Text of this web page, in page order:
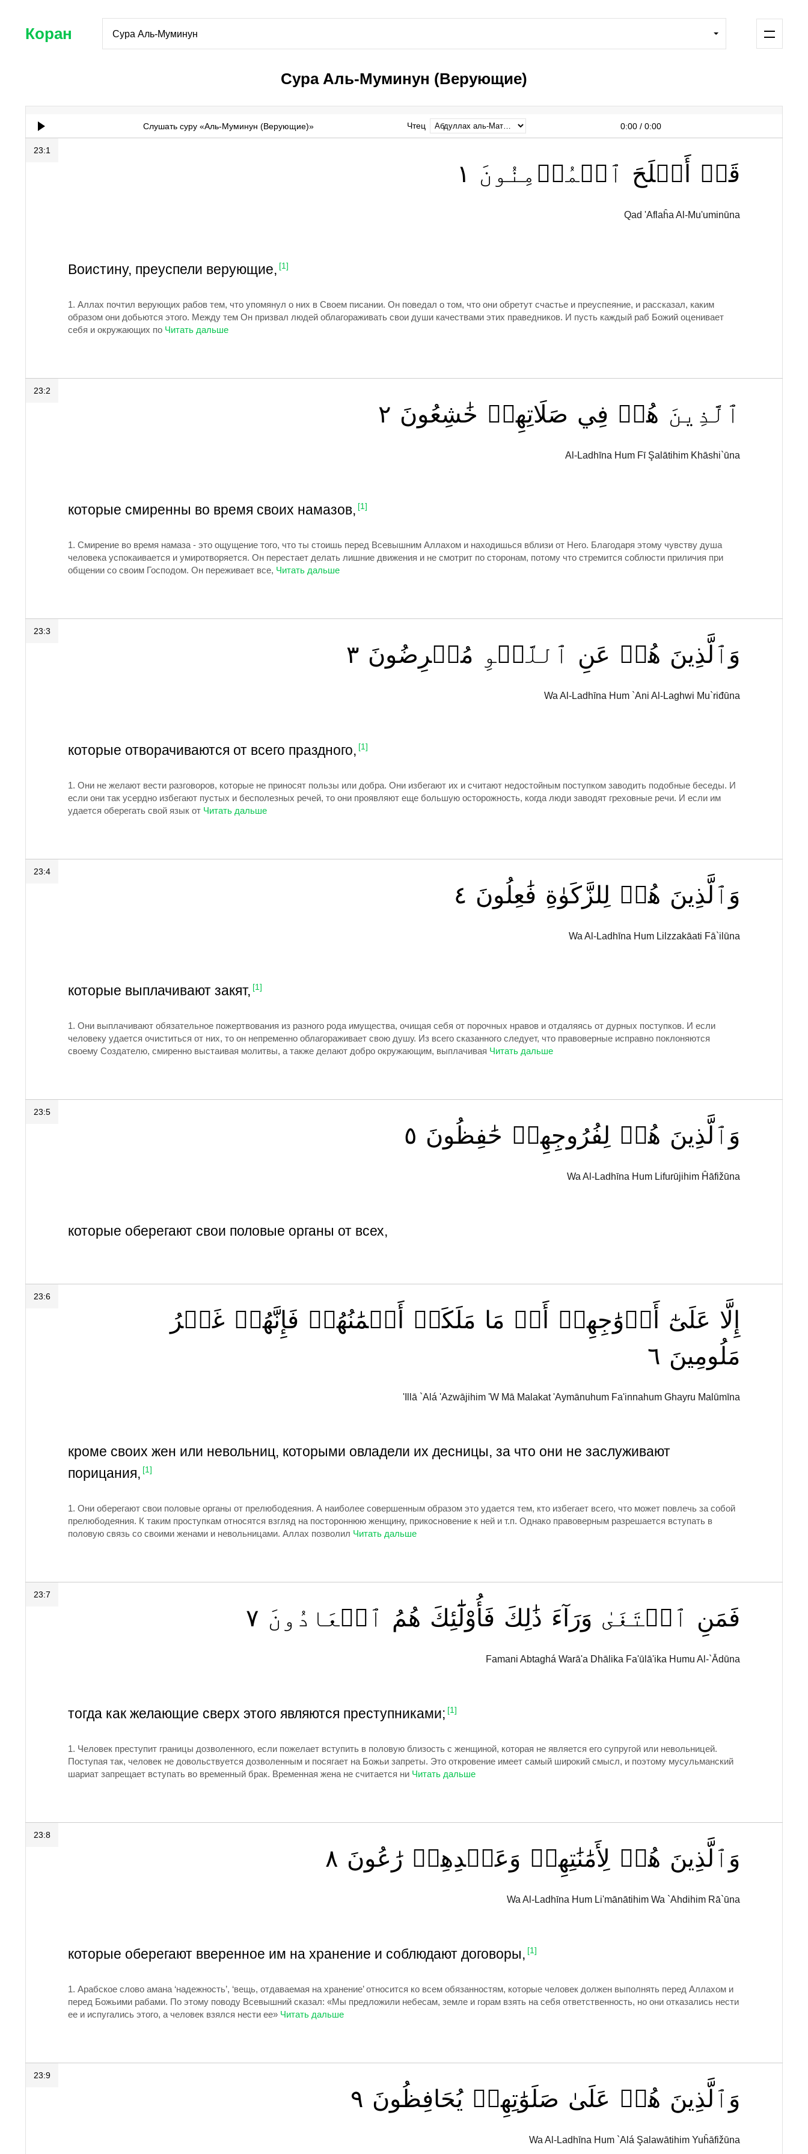
Коран Сура Аль-Муминун
Сура Аль-Муминун (Верующие)
Слушать суру «Аль-Муминун (Верующие)» Чтец 0:00 / 0:00
23:1
قَدۡ أَفۡلَحَ ٱلۡمُؤۡمِنُونَ ١
Qad 'Aflaĥa Al-Mu'uminūna
Воистину, преуспели верующие, [1]
1. Аллах почтил верующих рабов тем, что упомянул о них в Своем писании. Он поведал о том, что они обретут счастье и преуспеяние, и рассказал, каким
образом они добьются этого. Между тем Он призвал людей облагораживать свои души качествами этих праведников. И пусть каждый раб Божий оценивает
себя и окружающих по
23:2
ٱلَّذِينَ هُمۡ فِي صَلَاتِهِمۡ خَٰشِعُونَ ٢
Al-Ladhīna Hum Fī Şalātihim Khāshi`ūna
которые смиренны во время своих намазов, [1]
1. Смирение во время намаза - это ощущение того, что ты стоишь перед Всевышним Аллахом и находишься вблизи от Него. Благодаря этому чувству душа
человека успокаивается и умиротворяется. Он перестает делать лишние движения и не смотрит по сторонам, потому что стремится соблюсти приличия при
общении со своим Господом. Он переживает все,
23:3
وَٱلَّذِينَ هُمۡ عَنِ ٱللَّغۡوِ مُعۡرِضُونَ ٣
Wa Al-Ladhīna Hum `Ani Al-Laghwi Mu`riđūna
которые отворачиваются от всего праздного, [1]
1. Они не желают вести разговоров, которые не приносят пользы или добра. Они избегают их и считают недостойным поступком заводить подобные беседы. И
если они так усердно избегают пустых и бесполезных речей, то они проявляют еще большую осторожность, когда люди заводят греховные речи. И если им
удается оберегать свой язык от
23:4
وَٱلَّذِينَ هُمۡ لِلزَّكَوٰةِ فَٰعِلُونَ ٤
Wa Al-Ladhīna Hum Lilzzakāati Fā`ilūna
которые выплачивают закят, [1]
1. Они выплачивают обязательное пожертвования из разного рода имущества, очищая себя от порочных нравов и отдаляясь от дурных поступков. И если
человеку удается очиститься от них, то он непременно облагораживает свою душу. Из всего сказанного следует, что правоверные исправно поклоняются
своему Создателю, смиренно выстаивая молитвы, а также делают добро окружающим, выплачивая
23:5
وَٱلَّذِينَ هُمۡ لِفُرُوجِهِمۡ حَٰفِظُونَ ٥
Wa Al-Ladhīna Hum Lifurūjihim Ĥāfižūna
которые оберегают свои половые органы от всех,
23:6
إِلَّا عَلَىٰٓ أَزۡوَٰجِهِمۡ أَوۡ مَا مَلَكَتۡ أَيۡمَٰنُهُمۡ فَإِنَّهُمۡ غَيۡرُ
مَلُومِينَ ٦
'Illā `Alá 'Azwājihim 'W Mā Malakat 'Aymānuhum Fa'innahum Ghayru Malūmīna
кроме своих жен или невольниц, которыми овладели их десницы, за что они не заслуживают
порицания, [1]
1. Они оберегают свои половые органы от прелюбодеяния. А наиболее совершенным образом это удается тем, кто избегает всего, что может повлечь за собой
прелюбодеяния. К таким проступкам относятся взгляд на постороннюю женщину, прикосновение к ней и т.п. Однако правоверным разрешается вступать в
половую связь со своими женами и невольницами. Аллах позволил
23:7
فَمَنِ ٱبۡتَغَىٰ وَرَآءَ ذَٰلِكَ فَأُوْلَٰٓئِكَ هُمُ ٱلۡعَادُونَ ٧
Famani Abtaghá Warā'a Dhālika Fa'ūlā'ika Humu Al-`Ādūna
тогда как желающие сверх этого являются преступниками; [1]
1. Человек преступит границы дозволенного, если пожелает вступить в половую близость с женщиной, которая не является его супругой или невольницей.
Поступая так, человек не довольствуется дозволенным и посягает на Божьи запреты. Это откровение имеет самый широкий смысл, и поэтому мусульманский
шариат запрещает вступать во временный брак. Временная жена не считается ни
23:8
وَٱلَّذِينَ هُمۡ لِأَمَٰنَٰتِهِمۡ وَعَهۡدِهِمۡ رَٰعُونَ ٨
Wa Al-Ladhīna Hum Li'mānātihim Wa `Ahdihim Rā`ūna
которые оберегают вверенное им на хранение и соблюдают договоры, [1]
1. Арабское слово амана ‘надежность’, ‘вещь, отдаваемая на хранение’ относится ко всем обязанностям, которые человек должен выполнять перед Аллахом и
перед Божьими рабами. По этому поводу Всевышний сказал: «Мы предложили небесам, земле и горам взять на себя ответственность, но они отказались нести
ее и испугались этого, а человек взялся нести ее»
23:9
وَٱلَّذِينَ هُمۡ عَلَىٰ صَلَوَٰتِهِمۡ يُحَافِظُونَ ٩
Wa Al-Ladhīna Hum `Alá Şalawātihim Yuĥāfižūna